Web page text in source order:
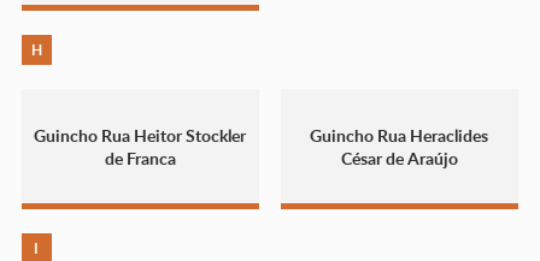
H
Guincho Rua Heitor Stockler
de Franca
Guincho Rua Heraclides
César de Araújo
I